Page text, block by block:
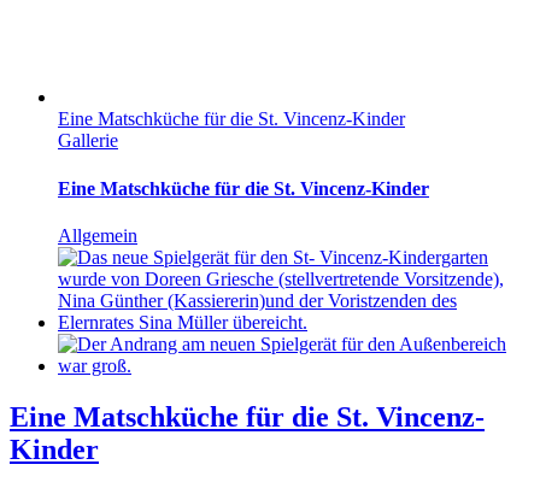
Eine Matschküche für die St. Vincenz-Kinder
Gallerie
Eine Matschküche für die St. Vincenz-Kinder
Allgemein
Eine Matschküche für die St. Vincenz-
Kinder